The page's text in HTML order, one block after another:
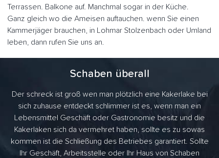
Terrassen. Balkone auf. Manchmal sogar in der Küche.
Ganz gleich wo die Ameisen auftauchen. wenn Sie einen
Kammerjäger brauchen, in Lohmar Stolzenbach oder Umland
leben, dann rufen Sie uns an.
Schaben überall
Der schreck ist groß wen man plötzlich eine Kakerlake bei
sich zuhause entdeckt schlimmer ist es, wenn man ein
Lebensmittel Geschäft oder Gastronomie besitz und die
Kakerlaken sich da vermehret haben, sollte es zu sowas
kommen ist die Schließung des Betriebes garantiert. Sollte
Ihr Geschäft, Arbeitsstelle oder Ihr Haus von Schaben